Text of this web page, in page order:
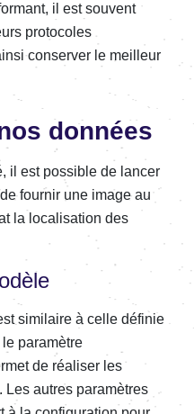
il est souvent
protocoles
conserver le meilleur
données
il est possible de lancer
fournir une image au
la localisation des
similaire à celle définie
paramètre
de réaliser les
Les autres paramètres